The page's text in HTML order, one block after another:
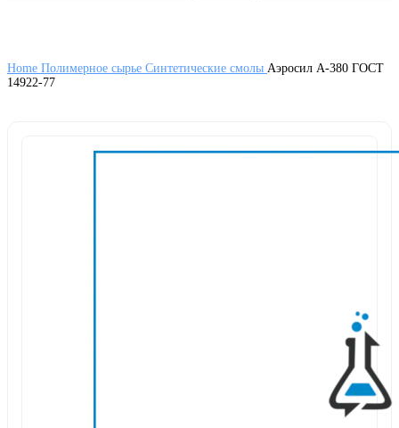
Home Полимерное сырье Синтетические смолы Аэросил А-380 ГОСТ
14922-77